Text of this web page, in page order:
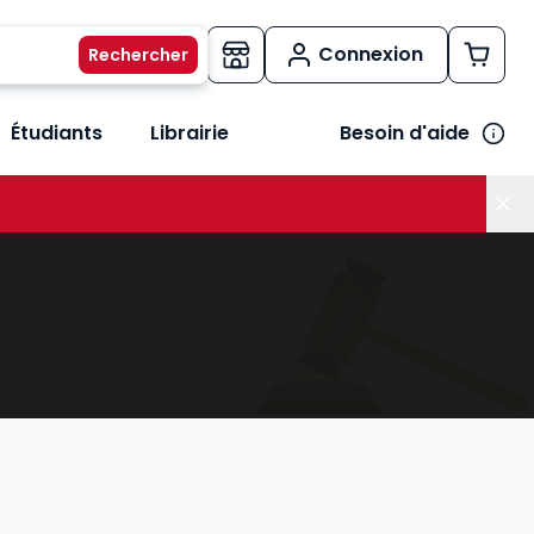
Connexion
métiers
le sous-menu Vos besoins
Étudiants Librairie Besoin d'aide